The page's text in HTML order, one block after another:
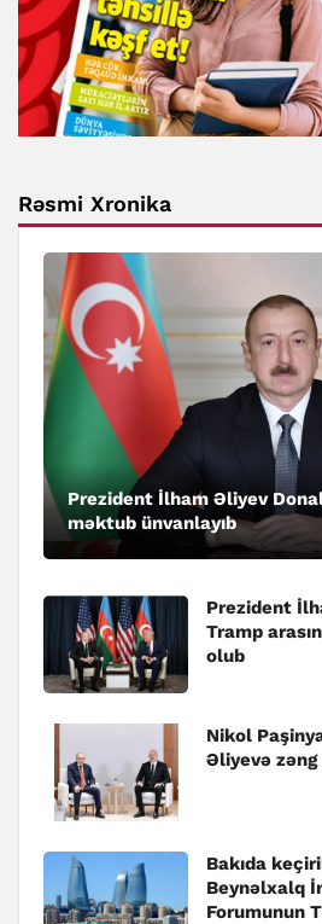
Rəsmi Xronika
Prezident İlham Əliyev
məktub ünvanlayıb
Prezident
Tramp
olub
Nikol
Əliyevə zəng
Bakıda
Beynəlxalq
Forumunun